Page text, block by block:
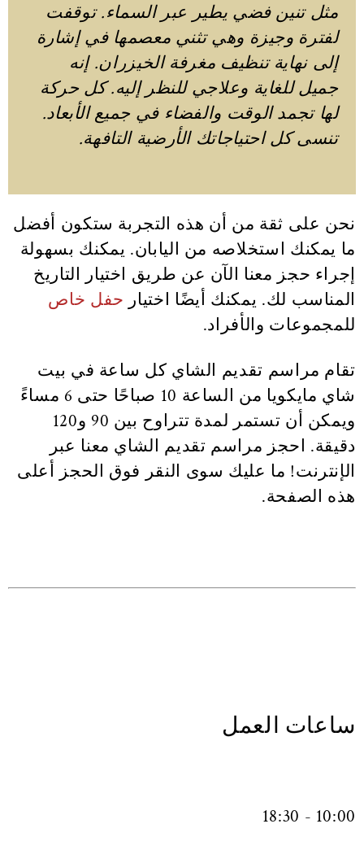
مثل تنين فضي يطير عبر السماء. توقفت
لفترة وجيزة وهي تثني معصمها في إشارة
إلى نهاية تنظيف مغرفة الخيزران. إنه
جميل للغاية وعلاجي للنظر إليه. كل حركة
لها تجمد الوقت والفضاء في جميع الأبعاد.
تنسى كل احتياجاتك الأرضية التافهة.
نحن على ثقة من أن هذه التجربة ستكون أفضل
ما يمكنك استخلاصه من اليابان. يمكنك بسهولة
إجراء حجز معنا الآن عن طريق اختيار التاريخ
المناسب لك. يمكنك أيضًا اختيار حفل خاص
للمجموعات والأفراد.
تقام مراسم تقديم الشاي كل ساعة في بيت
شاي مايكويا من الساعة 10 صباحًا حتى 6 مساءً
ويمكن أن تستمر لمدة تتراوح بين 90 و120
دقيقة. احجز مراسم تقديم الشاي معنا عبر
الإنترنت! ما عليك سوى النقر فوق الحجز أعلى
هذه الصفحة.
ساعات العمل
10:00 - 18:30